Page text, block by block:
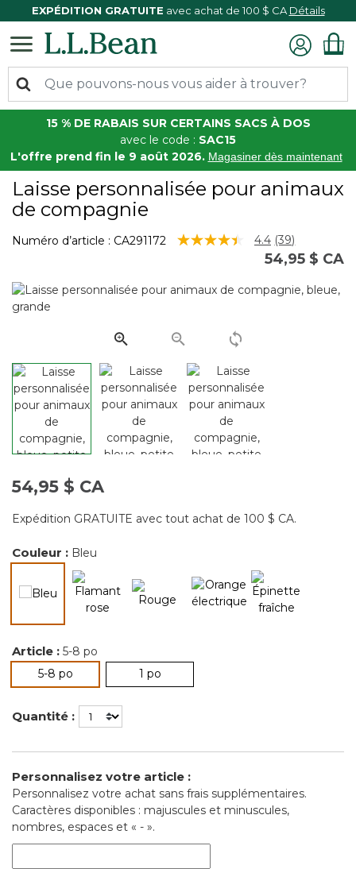
EXPÉDITION GRATUITE avec achat de 100 $ CA Détails
15 % DE RABAIS SUR CERTAINS SACS À DOS
avec le code : SAC15
L'offre prend fin le 9 août 2026. Magasiner dès maintenant
Laisse personnalisée pour animaux
de compagnie
Numéro d’article : CA291172 5 sur 5 Évaluation des clients
4.4 Lire
les
39
Lien
(39)
54,95 $ CA
54,95 $ CA
Expédition GRATUITE avec tout achat de 100 $ CA.
Couleur : Bleu
sélectionné
Article : 5-8 po
5-8 posélectionné 1 po
Quantité :
Personnalisez votre article :
Personnalisez votre achat sans frais supplémentaires.
Caractères disponibles : majuscules et minuscules,
nombres, espaces et « - ».